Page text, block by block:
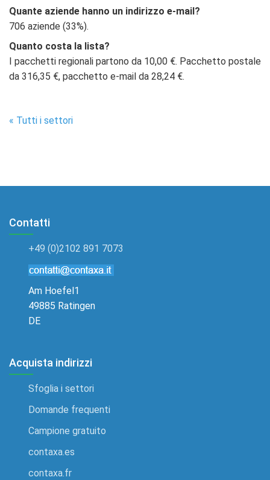
Quante aziende hanno un indirizzo e-mail?
706 aziende (33%).
Quanto costa la lista?
I pacchetti regionali partono da 10,00 €. Pacchetto postale
da 316,35 €, pacchetto e-mail da 28,24 €.
« Tutti i settori
Contatti
+49 (0)2102 891 7073
Am Hoefel1
49885 Ratingen
DE
Acquista indirizzi
Sfoglia i settori
Domande frequenti
Campione gratuito
contaxa.es
contaxa.fr